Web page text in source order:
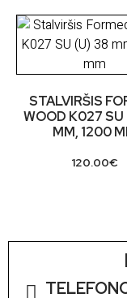
STALVIRŠIS
WOOD K027
MM, 1200
120.00€